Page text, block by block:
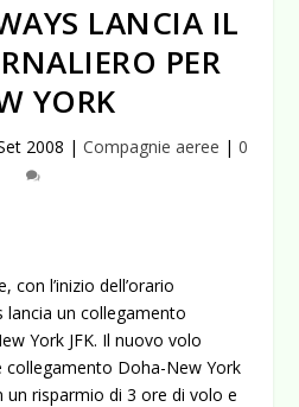
LANCIA IL
PER
YORK
2008 | Compagnie aeree | 0
l’inizio dell’orario
lancia un collegamento
York JFK. Il nuovo volo
collegamento Doha-New York
un risparmio di 3 ore di volo e